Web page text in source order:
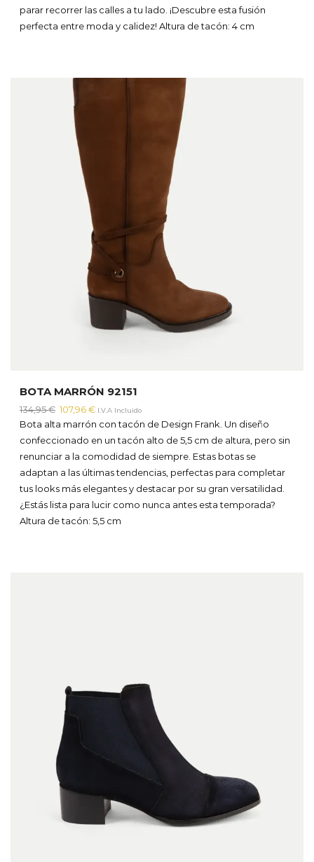
parar recorrer las calles a tu lado. ¡Descubre esta fusión
perfecta entre moda y calidez! Altura de tacón: 4 cm
BOTA MARRÓN 92151
134,95€ El
precio
original
134,95 €.
107,96€El
precio
actual
107,96 €.
I.V.A Incluido
Bota alta marrón con tacón de Design Frank. Un diseño
confeccionado en un tacón alto de 5,5 cm de altura, pero sin
renunciar a la comodidad de siempre. Estas botas se
adaptan a las últimas tendencias, perfectas para completar
tus looks más elegantes y destacar por su gran versatilidad.
¿Estás lista para lucir como nunca antes esta temporada?
Altura de tacón: 5,5 cm